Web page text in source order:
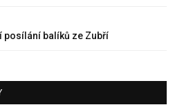
posílání balíků ze Zubří